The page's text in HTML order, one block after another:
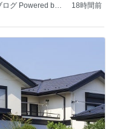
グ Powered by
18時間前